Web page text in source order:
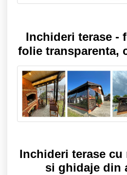
Inchideri terase -
folie transparenta,
Inchideri terase cu
si ghidaje din